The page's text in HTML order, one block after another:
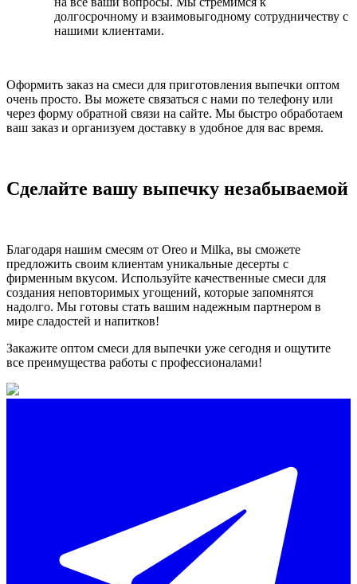
долгосрочному и взаимовыгодному сотрудничеству с
нашими клиентами.
Оформить заказ на смеси для приготовления выпечки оптом
очень просто. Вы можете связаться с нами по телефону или
через форму обратной связи на сайте. Мы быстро обработаем
ваш заказ и организуем доставку в удобное для вас время.
Сделайте вашу выпечку незабываемой
Благодаря нашим смесям от Oreo и Milka, вы сможете
предложить своим клиентам уникальные десерты с
фирменным вкусом. Используйте качественные смеси для
создания неповторимых угощений, которые запомнятся
надолго. Мы готовы стать вашим надежным партнером в
мире сладостей и напитков!
Закажите оптом смеси для выпечки уже сегодня и ощутите
все преимущества работы с профессионалами!